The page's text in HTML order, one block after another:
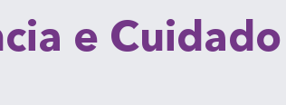
e Cuidado